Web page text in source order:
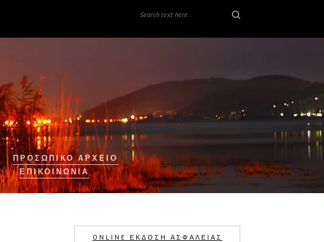
ΠΡΟΣΩΠΙΚΟ ΑΡΧΕΙΟ
ΕΠΙΚΟΙΝΩΝΊΑ
ONLINE ΕΚΔΟΣΗ ΑΣΦΑΛΕΙΑΣ